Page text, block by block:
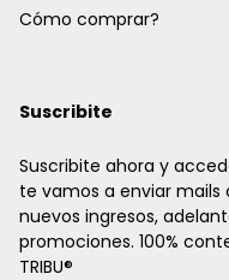
Cómo comprar?
Suscribite
Suscribite ahora y
te vamos a enviar
nuevos ingresos,
promociones. 100%
TRIBU®